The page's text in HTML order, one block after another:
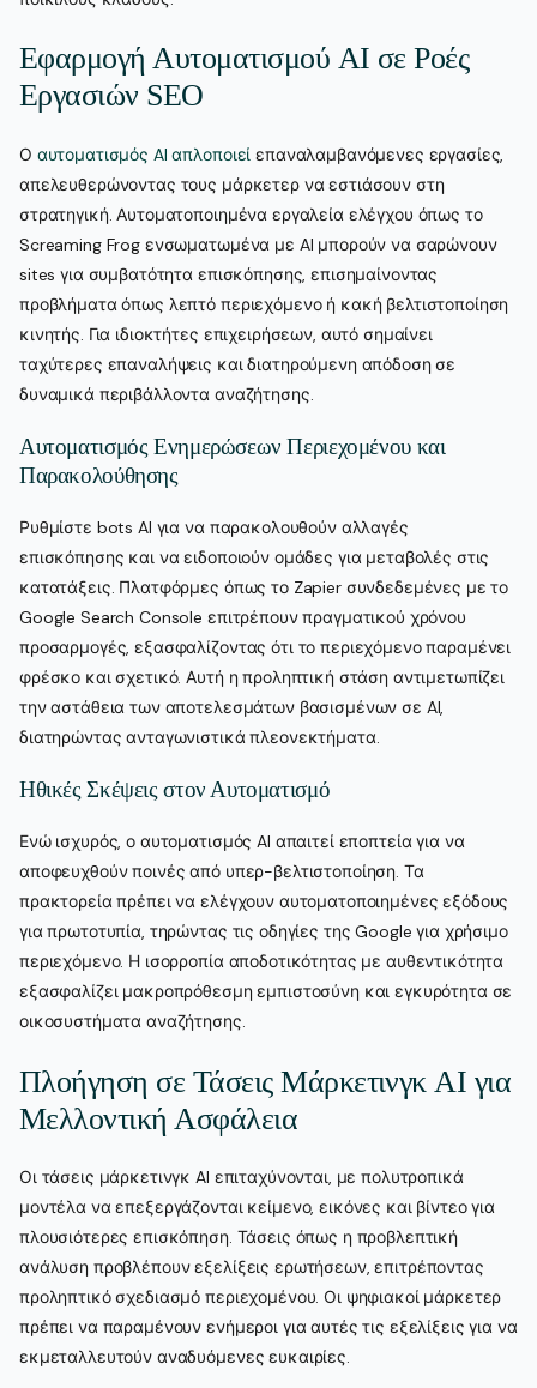
Εφαρμογή Αυτοματισμού AI σε Ροές
Εργασιών SEO
Ο αυτοματισμός AI απλοποιεί επαναλαμβανόμενες εργασίες,
απελευθερώνοντας τους μάρκετερ να εστιάσουν στη
στρατηγική. Αυτοματοποιημένα εργαλεία ελέγχου όπως το
Screaming Frog ενσωματωμένα με AI μπορούν να σαρώνουν
sites για συμβατότητα επισκόπησης, επισημαίνοντας
προβλήματα όπως λεπτό περιεχόμενο ή κακή βελτιστοποίηση
κινητής. Για ιδιοκτήτες επιχειρήσεων, αυτό σημαίνει
ταχύτερες επαναλήψεις και διατηρούμενη απόδοση σε
δυναμικά περιβάλλοντα αναζήτησης.
Αυτοματισμός Ενημερώσεων Περιεχομένου και
Παρακολούθησης
Ρυθμίστε bots AI για να παρακολουθούν αλλαγές
επισκόπησης και να ειδοποιούν ομάδες για μεταβολές στις
κατατάξεις. Πλατφόρμες όπως το Zapier συνδεδεμένες με το
Google Search Console επιτρέπουν πραγματικού χρόνου
προσαρμογές, εξασφαλίζοντας ότι το περιεχόμενο παραμένει
φρέσκο και σχετικό. Αυτή η προληπτική στάση αντιμετωπίζει
την αστάθεια των αποτελεσμάτων βασισμένων σε AI,
διατηρώντας ανταγωνιστικά πλεονεκτήματα.
Ηθικές Σκέψεις στον Αυτοματισμό
Ενώ ισχυρός, ο αυτοματισμός AI απαιτεί εποπτεία για να
αποφευχθούν ποινές από υπερ-βελτιστοποίηση. Τα
πρακτορεία πρέπει να ελέγχουν αυτοματοποιημένες εξόδους
για πρωτοτυπία, τηρώντας τις οδηγίες της Google για χρήσιμο
περιεχόμενο. Η ισορροπία αποδοτικότητας με αυθεντικότητα
εξασφαλίζει μακροπρόθεσμη εμπιστοσύνη και εγκυρότητα σε
οικοσυστήματα αναζήτησης.
Πλοήγηση σε Τάσεις Μάρκετινγκ AI για
Μελλοντική Ασφάλεια
Οι τάσεις μάρκετινγκ AI επιταχύνονται, με πολυτροπικά
μοντέλα να επεξεργάζονται κείμενο, εικόνες και βίντεο για
πλουσιότερες επισκόπηση. Τάσεις όπως η προβλεπτική
ανάλυση προβλέπουν εξελίξεις ερωτήσεων, επιτρέποντας
προληπτικό σχεδιασμό περιεχομένου. Οι ψηφιακοί μάρκετερ
πρέπει να παραμένουν ενήμεροι για αυτές τις εξελίξεις για να
εκμεταλλευτούν αναδυόμενες ευκαιρίες.